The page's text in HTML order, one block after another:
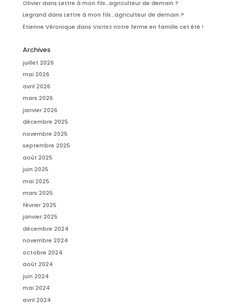
Olivierdans Lettre à mon fils…agriculteur de demain ?
Legrand dans Lettre à mon fils…agriculteur de demain ?
Étienne Véronique dans Visitez notre ferme en famille cet été !
Archives
juillet 2026
mai 2026
avril 2026
mars 2026
janvier 2026
décembre 2025
novembre 2025
septembre 2025
août 2025
juin 2025
mai 2025
mars 2025
février 2025
janvier 2025
décembre 2024
novembre 2024
octobre 2024
août 2024
juin 2024
mai 2024
avril 2024